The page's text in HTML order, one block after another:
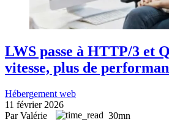
LWS passe à HTTP/3 et
vitesse, plus de
Hébergement web
11 février 2026
Par Valérie
30mn